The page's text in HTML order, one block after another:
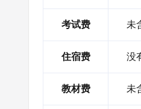
考试费 未
住宿费 没
教材费 未